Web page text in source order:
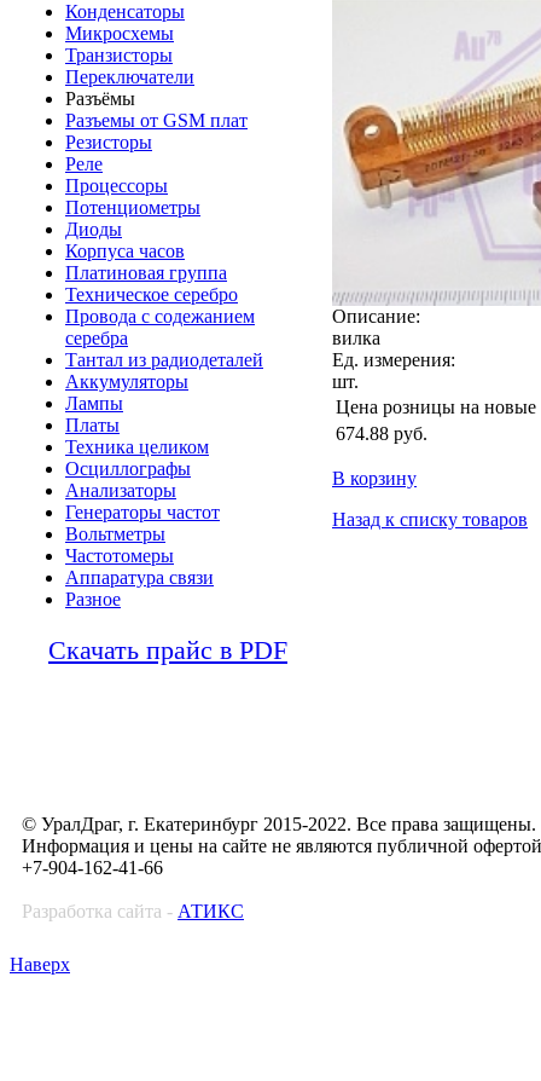
Конденсаторы
Микросхемы
Транзисторы
Переключатели
Разъёмы
Разъемы от GSM плат
Резисторы
Реле
Процессоры
Потенциометры
Диоды
Корпуса часов
Платиновая группа
Техническое серебро
Провода с содежанием
серебра
Тантал из радиодеталей
Аккумуляторы
Лампы
Платы
Техника целиком
Осциллографы
Анализаторы
Генераторы частот
Вольтметры
Частотомеры
Аппаратура связи
Разное
Скачать прайс в PDF
Описание:
вилка
Ед. измерения:
шт.
Цена розницы на новые
674.88 руб.
В корзину
Назад к списку товаров
© УралДраг, г. Екатеринбург 2015-2022. Все права защищены.
Информация и цены на сайте не являются публичной офертой
+7-904-162-41-66
Разработка сайта - АТИКС
Наверх